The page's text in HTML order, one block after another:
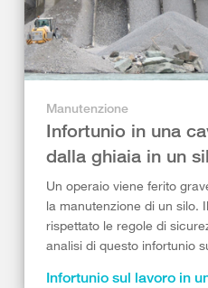
Manutenzione
Infortunio in una
dalla ghiaia in un
Un operaio viene ferito
la manutenzione di un silo.
rispettato le regole di
analisi di questo infortunio
Infortunio sul lavoro in